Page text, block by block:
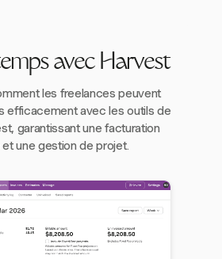
avec Harvest
les freelances peuvent
efficacement avec les outils de
garantissant une facturation
une gestion de projet.